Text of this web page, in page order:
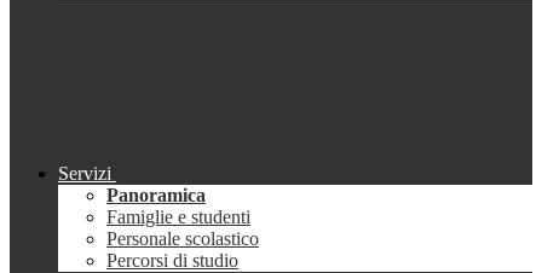
Servizi
Panoramica
Famiglie e studenti
Personale scolastico
Percorsi di studio